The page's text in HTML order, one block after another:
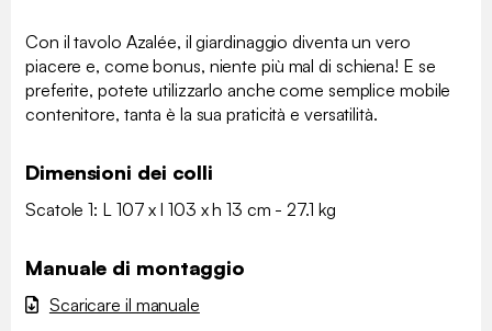
Con il tavolo Azalée, il giardinaggio diventa un vero
piacere e, come bonus, niente più mal di schiena! E se
preferite, potete utilizzarlo anche come semplice mobile
contenitore, tanta è la sua praticità e versatilità.
Dimensioni dei colli
Scatole 1: L 107 x l 103 x h 13 cm - 27.1 kg
Manuale di montaggio
Scaricare il manuale